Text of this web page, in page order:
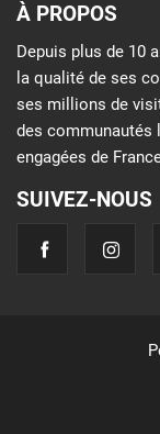
À PROPOS
Depuis plus de 10
la qualité de ses
ses millions de
des communautés
engagées de
SUIVEZ-NOUS